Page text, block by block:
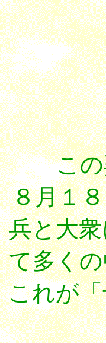
この姿
８月１
兵と大
て多く
これが